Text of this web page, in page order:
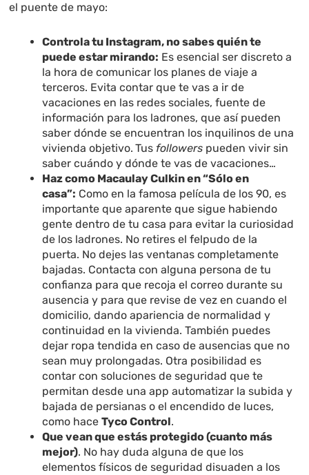
el puente de mayo:
Controla tu Instagram, no sabes quién te
puede estar mirando: Es esencial ser discreto a
la hora de comunicar los planes de viaje a
terceros. Evita contar que te vas a ir de
vacaciones en las redes sociales, fuente de
información para los ladrones, que así pueden
saber dónde se encuentran los inquilinos de una
vivienda objetivo. Tus followers pueden vivir sin
saber cuándo y dónde te vas de vacaciones…
Haz como Macaulay Culkin en “Sólo en
casa”: Como en la famosa película de los 90, es
importante que aparente que sigue habiendo
gente dentro de tu casa para evitar la curiosidad
de los ladrones. No retires el felpudo de la
puerta. No dejes las ventanas completamente
bajadas. Contacta con alguna persona de tu
confianza para que recoja el correo durante su
ausencia y para que revise de vez en cuando el
domicilio, dando apariencia de normalidad y
continuidad en la vivienda. También puedes
dejar ropa tendida en caso de ausencias que no
sean muy prolongadas. Otra posibilidad es
contar con soluciones de seguridad que te
permitan desde una app automatizar la subida y
bajada de persianas o el encendido de luces,
como haceTyco Control.
Que vean que estás protegido (cuanto más
mejor). No hay duda alguna de que los
elementos físicos de seguridad disuaden a los